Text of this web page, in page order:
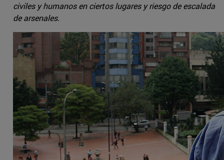
civiles y humanos en ciertos lugares y riesgo de escalada
de arsenales.